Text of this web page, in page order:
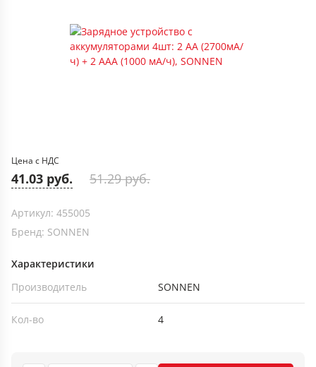
Цена с НДС
41.03 руб. 51.29 руб.
Артикул: 455005
Бренд: SONNEN
Характеристики
Производитель
SONNEN
Кол-во 4